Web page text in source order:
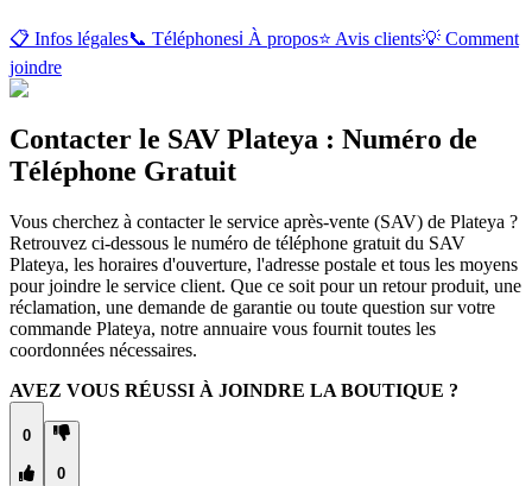
📋 Infos légales📞 Téléphonesℹ️ À propos⭐ Avis clients💡 Comment
joindre
Contacter le SAV Plateya : Numéro de
Téléphone Gratuit
Vous cherchez à contacter le service après-vente (SAV) de Plateya ?
Retrouvez ci-dessous le numéro de téléphone gratuit du SAV
Plateya, les horaires d'ouverture, l'adresse postale et tous les moyens
pour joindre le service client. Que ce soit pour un retour produit, une
réclamation, une demande de garantie ou toute question sur votre
commande Plateya, notre annuaire vous fournit toutes les
coordonnées nécessaires.
AVEZ VOUS RÉUSSI À JOINDRE LA BOUTIQUE ?
0
0